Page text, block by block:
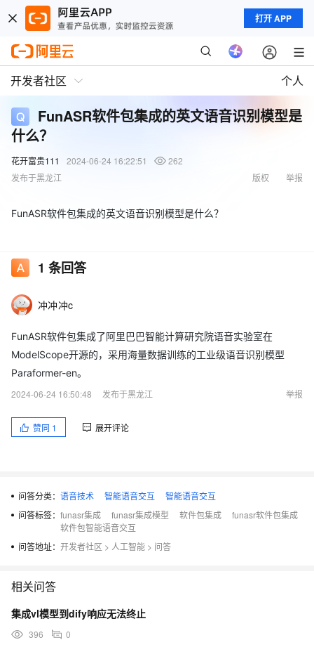
打开 APP
开发者社区 个人
FunASR软件包集成的英文语音识别模型是
什么？
花开富贵111 2024-06-24 16:22:51
262
发布于黑龙江
举报
版权
FunASR软件包集成的英文语音识别模型是什么？
1 条回答
冲冲冲c
FunASR软件包集成了阿里巴巴智能计算研究院语音实验室在
ModelScope开源的，采用海量数据训练的工业级语音识别模型
Paraformer-en。
2024-06-24 16:50:48
发布于黑龙江 举报
赞同 1 展开评论
问答分类： 语音技术 智能语音交互
智能语音交互
问答标签： funasr集成 funasr集成模型 软件包集成
funasr软件包集成
软件包智能语音交互
问答地址： 开发者社区 > 人工智能 > 问答
相关问答
集成vl模型到dify响应无法终止
396 0